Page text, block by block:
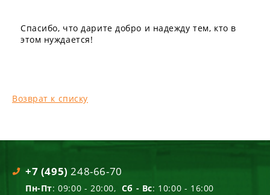
Спасибо, что дарите добро и надежду тем, кто в
этом нуждается!
Возврат к списку
+7 (495) 248-66-70
Пн-Пт: 09:00 - 20:00, Сб - Вс: 10:00 - 16:00